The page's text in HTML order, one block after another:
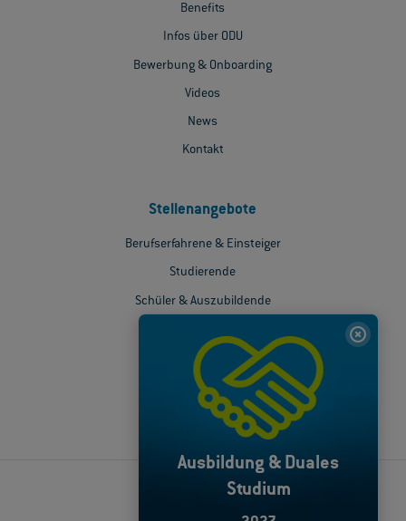
Ausbildung & Duales
Studium
Benefits
Infos über ODU
Bewerbung & Onboarding
Videos
News
Kontakt
Stellenangebote
Berufserfahrene & Einsteiger
Studierende
Schüler & Auszubildende
Soziale Medien
© 2026 ODU GmbH & Co.KG